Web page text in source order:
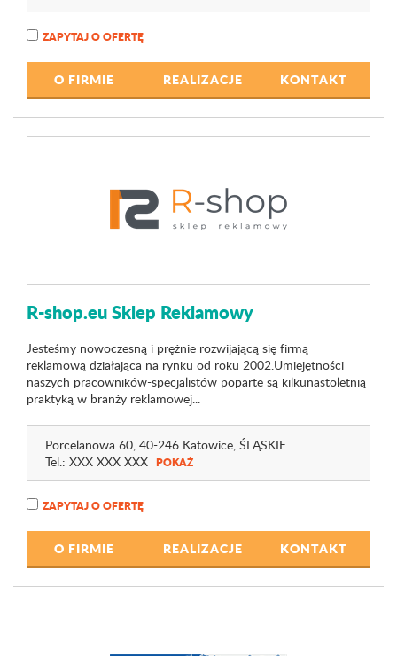
ZAPYTAJ O OFERTĘ
O FIRMIE REALIZACJE KONTAKT
R-shop.eu Sklep Reklamowy
Jesteśmy nowoczesną i prężnie rozwijającą się firmą
reklamową działająca na rynku od roku 2002.Umiejętności
naszych pracowników-specjalistów poparte są kilkunastoletnią
praktyką w branży reklamowej...
Porcelanowa 60, 40-246 Katowice, ŚLĄSKIE
Tel.: XXX XXX XXX POKAŻ
ZAPYTAJ O OFERTĘ
O FIRMIE REALIZACJE KONTAKT